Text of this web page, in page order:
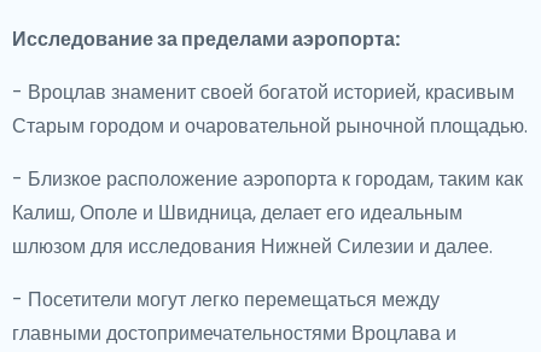
Исследование за пределами аэропорта:
- Вроцлав знаменит своей богатой историей, красивым
Старым городом и очаровательной рыночной площадью.
- Близкое расположение аэропорта к городам, таким как
Калиш, Ополе и Швидница, делает его идеальным
шлюзом для исследования Нижней Силезии и далее.
- Посетители могут легко перемещаться между
главными достопримечательностями Вроцлава и